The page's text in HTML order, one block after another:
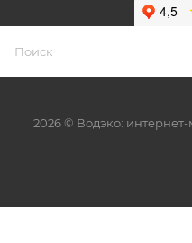
2026 © Водэко: